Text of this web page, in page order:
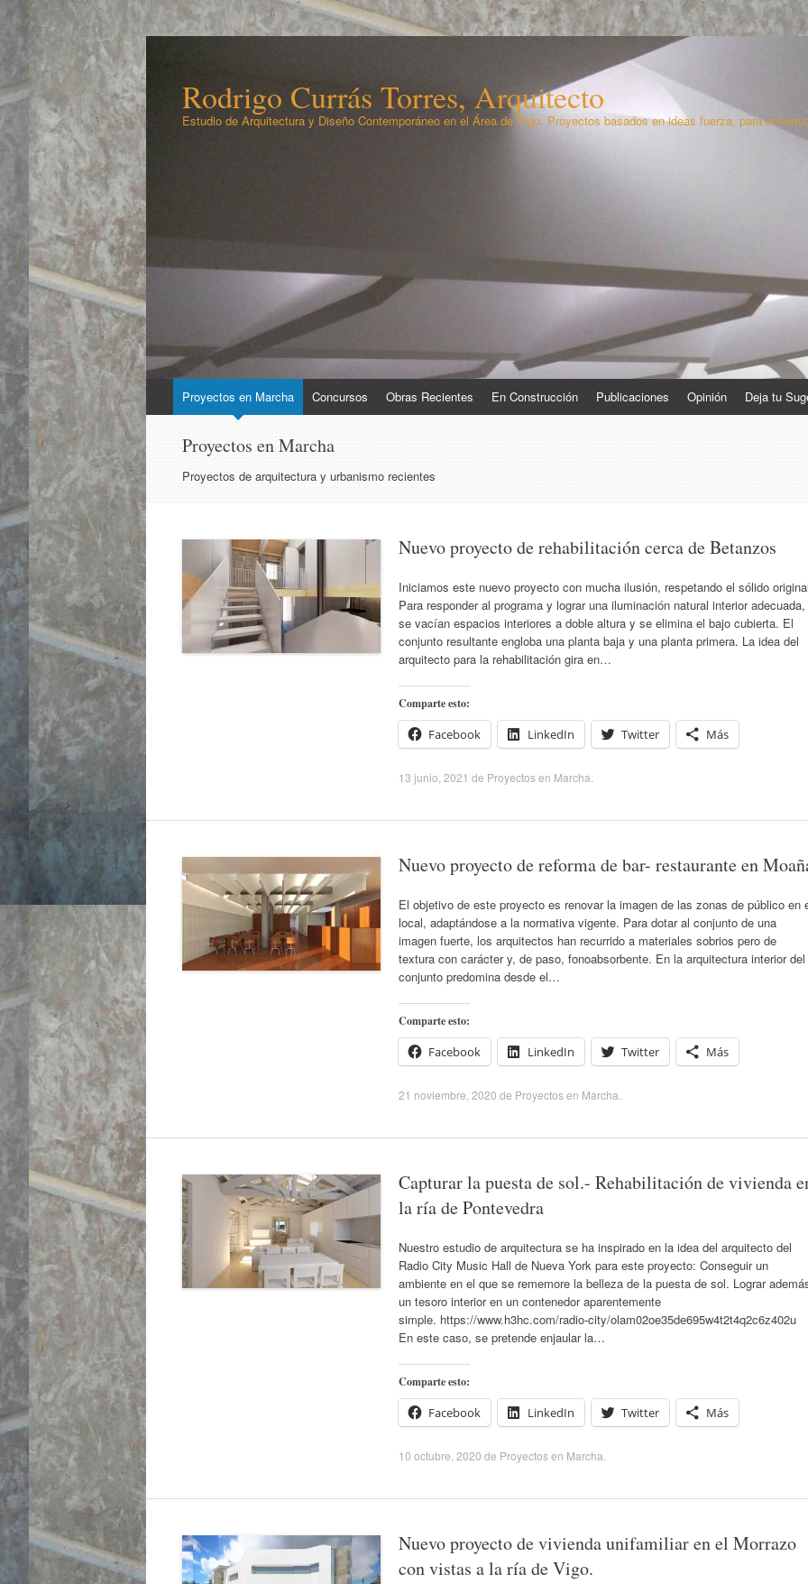
Rodrigo Currás Torres, Arquitecto
Estudio de Arquitectura y Diseño Contemporáneo en el Área de Vigo. Proyectos basados en ideas fuerza, para
al
Proyectos en Marcha Concursos Obras Recientes En Construcción Publicaciones Opinión Deja tu
Proyectos en Marcha
Proyectos de arquitectura y urbanismo recientes
Nuevo proyecto de rehabilitación cerca de Betanzos
Iniciamos este nuevo proyecto con mucha ilusión, respetando el sólido
Para responder al programa y lograr una iluminación natural interior adecuada,
se vacían espacios interiores a doble altura y se elimina el bajo cubierta. El
conjunto resultante engloba una planta baja y una planta primera. La idea del
arquitecto para la rehabilitación gira en…
Comparte esto:
Facebook LinkedIn Twitter Más
13 junio, 2021 de Proyectos en Marcha
Nuevo proyecto de reforma de bar- restaurante en
El objetivo de este proyecto es renovar la imagen de las zonas de público en
local, adaptándose a la normativa vigente. Para dotar al conjunto de una
imagen fuerte, los arquitectos han recurrido a materiales sobrios pero de
textura con carácter y, de paso, fonoabsorbente. En la arquitectura interior del
conjunto predomina desde el…
Comparte esto:
Facebook LinkedIn Twitter Más
21 noviembre, 2020 de Proyectos en Marcha
Capturar la puesta de sol.- Rehabilitación de vivienda
la ría de Pontevedra
Nuestro estudio de arquitectura se ha inspirado en la idea del arquitecto del
Radio City Music Hall de Nueva York para este proyecto: Conseguir un
ambiente en el que se rememore la belleza de la puesta de sol. Lograr
un tesoro interior en un contenedor aparentemente
simple. https://www.h3hc.com/radio-city/olam02oe35de695w4t2t4q2c6z402u
En este caso, se pretende enjaular la…
Comparte esto:
Facebook LinkedIn Twitter Más
10 octubre, 2020 de Proyectos en Marcha
Nuevo proyecto de vivienda unifamiliar en el Morrazo
con vistas a la ría de Vigo.